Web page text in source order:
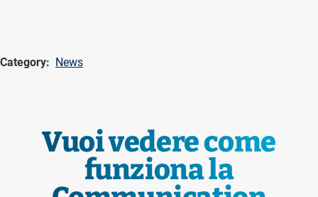
Category News
Vuoi vedere come
funziona la